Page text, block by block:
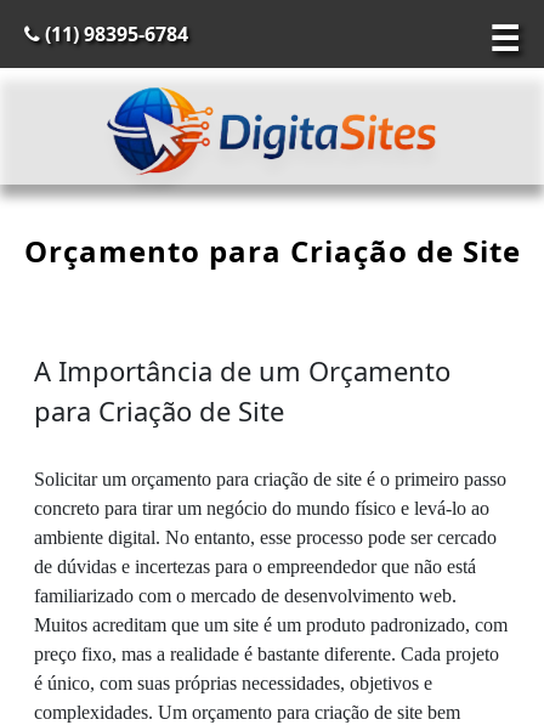
☰
(11) 98395-6784
Orçamento para Criação de Site
A Importância de um Orçamento
para Criação de Site
Solicitar um orçamento para criação de site é o primeiro passo
concreto para tirar um negócio do mundo físico e levá-lo ao
ambiente digital. No entanto, esse processo pode ser cercado
de dúvidas e incertezas para o empreendedor que não está
familiarizado com o mercado de desenvolvimento web.
Muitos acreditam que um site é um produto padronizado, com
preço fixo, mas a realidade é bastante diferente. Cada projeto
é único, com suas próprias necessidades, objetivos e
complexidades. Um orçamento para criação de site bem